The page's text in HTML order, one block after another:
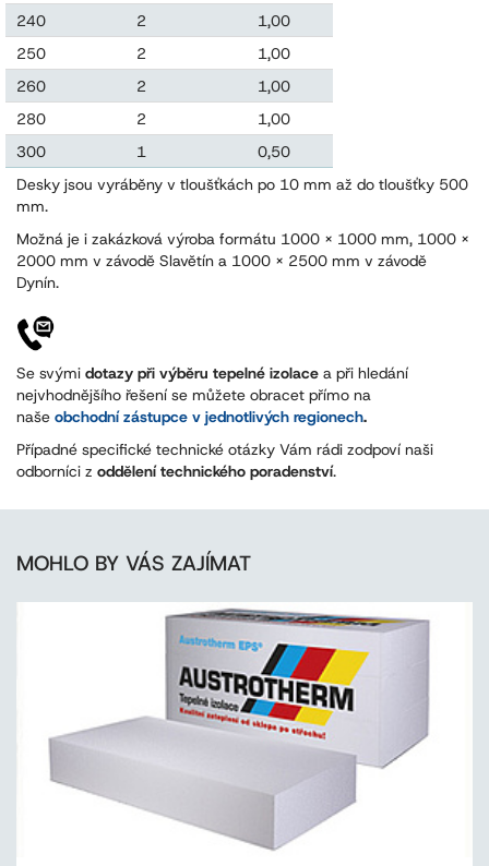
240
2 1,00
250
2 1,00
260
2 1,00
280
2 1,00
300
1 0,50
Desky jsou vyráběny v tloušťkách po 10 mm až do tloušťky 500
mm.
Možná je i zakázková výroba formátu 1000 x 1000 mm, 1000 x
2000 mm v závodě Slavětín a 1000 x 2500 mm v závodě
Dynín.
Se svými dotazy při výběru tepelné izolace a při hledání
nejvhodnějšího řešení se můžete obracet přímo na
naše obchodní zástupce v jednotlivých regionech.
Případné specifické technické otázky Vám rádi zodpoví naši
odborníci z oddělení technického poradenství.
MOHLO BY VÁS ZAJÍMAT